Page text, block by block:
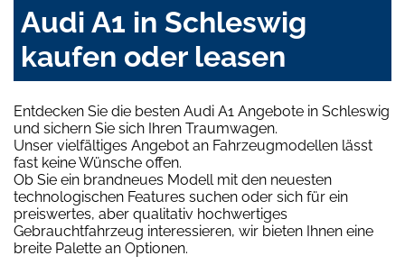
Audi A1 in Schleswig
kaufen oder leasen
Entdecken Sie die besten Audi A1 Angebote in Schleswig
und sichern Sie sich Ihren Traumwagen.
Unser vielfältiges Angebot an Fahrzeugmodellen lässt
fast keine Wünsche offen.
Ob Sie ein brandneues Modell mit den neuesten
technologischen Features suchen oder sich für ein
preiswertes, aber qualitativ hochwertiges
Gebrauchtfahrzeug interessieren, wir bieten Ihnen eine
breite Palette an Optionen.